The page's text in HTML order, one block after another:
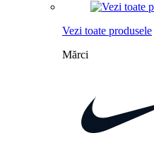
Vezi toate produsele
Mărci